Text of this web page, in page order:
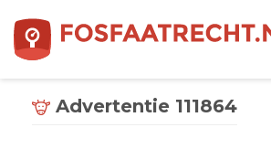
Advertentie 111864